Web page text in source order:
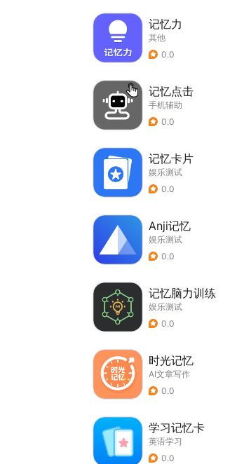
记忆力
其他
0.0
记忆点击
手机辅助
0.0
记忆卡片
娱乐测试
0.0
Anji记忆
娱乐测试
0.0
记忆脑力训练
娱乐测试
0.0
时光记忆
AI文章写作
0.0
学习记忆卡
英语学习
0.0